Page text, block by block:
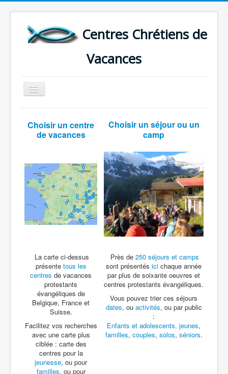
Centres Chrétiens de
Vacances
Basculer
la
CARTE DES CENTRES DE VACANCES .
PLUS
Choisir un centre
de vacances
Choisir un séjour ou un
camp
La carte ci-dessus
présente tous les
centres de vacances
protestants
évangéliques de
Belgique, France et
Suisse.
Facilitez vos recherches
avec une carte plus
ciblée : carte des
centres pour la
jeunesse, ou pour
familles, ou pour
Près de 250 séjours et camps
sont présentés ici chaque année
par plus de soixante oeuvres et
centres protestants évangéliques.
Vous pouvez trier ces séjours
dates, ou activités, ou par public
:
Enfants et adolescents, jeunes,
familles, couples, solos, séniors.